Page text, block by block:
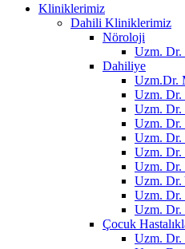
Kliniklerimiz
Dahili Kliniklerimiz
Nöroloji
Uzm. Dr.
Dahiliye
Uzm.Dr.
Uzm. Dr.
Uzm. Dr.
Uzm. Dr.
Uzm. Dr.
Uzm. Dr.
Uzm. Dr.
Uzm. Dr.
Uzm. Dr.
Uzm. Dr.
Çocuk
Uzm. Dr.